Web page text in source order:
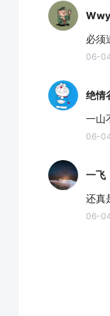
Wwy
必须
06-
绝情
一山
06-
一飞
还真
06-